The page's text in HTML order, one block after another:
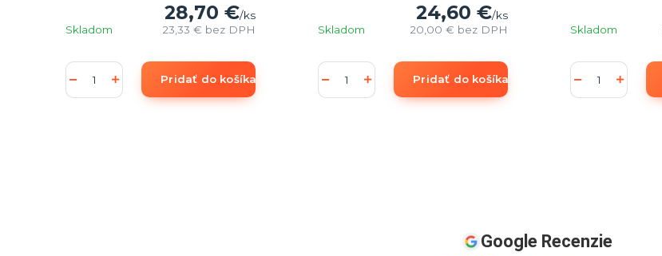
28,70 €/ks
23,33 € bez DPH
Skladom
Pridať do košíka
24,60 €/ks
20,00 € bez DPH
Skladom
Pridať do košíka
Skladom
Google Recenzie